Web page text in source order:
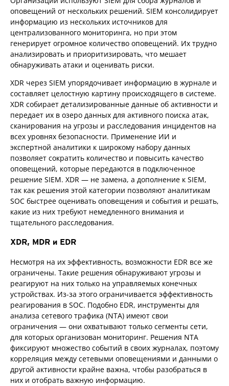
оповещений от нескольких решений. SIEM консолидирует
информацию из нескольких источников для
централизованного мониторинга, но при этом
генерирует огромное количество оповещений. Их трудно
анализировать и приоритизировать, что мешает
обнаруживать атаки и оценивать риски.
XDR через SIEM упорядочивает информацию в журнале и
составляет целостную картину происходящего в системе.
XDR собирает детализированные данные об активности и
передает их в озеро данных для активного поиска атак,
сканирования на угрозы и расследования инцидентов на
всех уровнях безопасности. Применение ИИ и
экспертной аналитики к широкому набору данных
позволяет сократить количество и повысить качество
оповещений, которые передаются в подключенное
решение SIEM. XDR — не замена, а дополнение к SIEM,
так как решения этой категории позволяют аналитикам
SOC быстрее оценивать оповещения и события и решать,
какие из них требуют немедленного внимания и
тщательного расследования.
XDR, MDR и EDR
Несмотря на их эффективность, возможности EDR все же
ограничены. Такие решения обнаруживают угрозы и
реагируют на них только на управляемых конечных
устройствах. Из-за этого ограничивается эффективность
реагирования в SOC. Подобно EDR, инструменты для
анализа сетевого трафика (NTA) имеют свои
ограничения — они охватывают только сегменты сети,
для которых организован мониторинг. Решения NTA
фиксируют множество событий в своих журналах, поэтому
корреляция между сетевыми оповещениями и данными о
другой активности крайне важна, чтобы разобраться в
них и отобрать важную информацию.